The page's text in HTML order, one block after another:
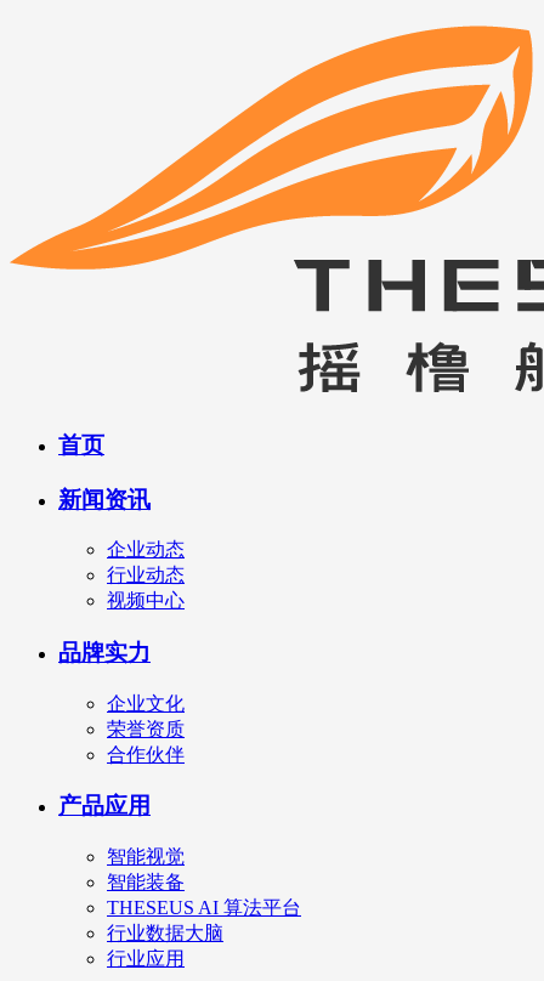
首页
新闻资讯
企业动态
行业动态
视频中心
品牌实力
企业文化
荣誉资质
合作伙伴
产品应用
智能视觉
智能装备
THESEUS AI 算法平台
行业数据大脑
行业应用